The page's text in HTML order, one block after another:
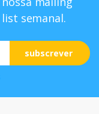
list semanal.
subscrever